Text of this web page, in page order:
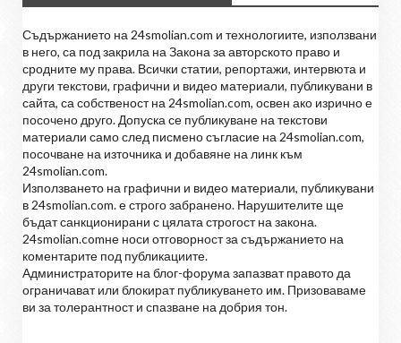
Съдържанието на 24smolian.com и технологиите, използвани
в него, са под закрила на Закона за авторското право и
сродните му права. Всички статии, репортажи, интервюта и
други текстови, графични и видео материали, публикувани в
сайта, са собственост на 24smolian.com, освен ако изрично е
посочено друго. Допуска се публикуване на текстови
материали само след писмено съгласие на 24smolian.com,
посочване на източника и добавяне на линк към
24smolian.com.
Използването на графични и видео материали, публикувани
в 24smolian.com. е строго забранено. Нарушителите ще
бъдат санкционирани с цялата строгост на закона.
24smolian.comне носи отговорност за съдържанието на
коментарите под публикациите.
Администраторите на блог-форума запазват правото да
ограничават или блокират публикуването им. Призоваваме
ви за толерантност и спазване на добрия тон.